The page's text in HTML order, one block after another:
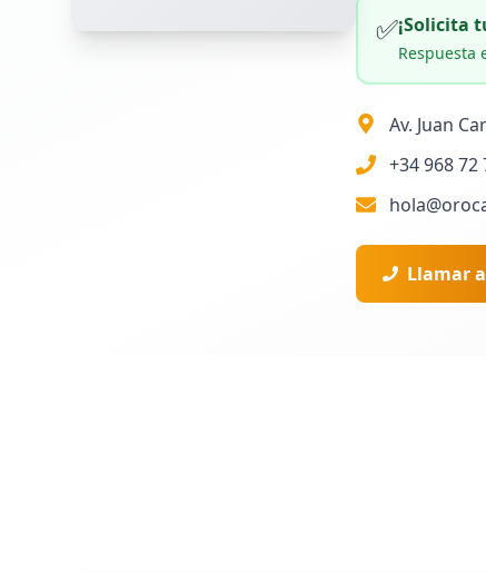
✅¡Solicita
Respuesta
Av. Juan
+34 968 72
Llamar